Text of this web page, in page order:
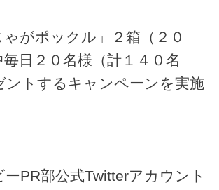
ゃがポックル」２箱（２０
日２０名様（計１４０名
ントするキャンペーンを実施
ーPR部公式Twitterアカウント